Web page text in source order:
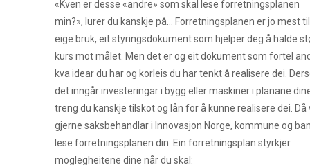
«Kven er desse «andre» som skal lese forretningsplanen
min?», lurer du kanskje på… Forretningsplanen er jo mest til
eige bruk, eit styringsdokument som hjelper deg å halde
kurs mot målet. Men det er og eit dokument som fortel
kva idear du har og korleis du har tenkt å realisere dei.
det inngår investeringar i bygg eller maskiner i planane
treng du kanskje tilskot og lån for å kunne realisere dei. Då
gjerne saksbehandlar i Innovasjon Norge, kommune og
lese forretningsplanen din. Ein forretningsplan styrkjer
moglegheitene dine når du skal: